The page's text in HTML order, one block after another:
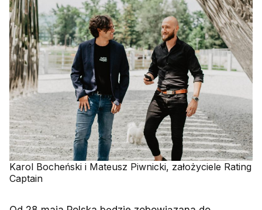
Karol Bocheński i Mateusz Piwnicki, założyciele Rating
Captain